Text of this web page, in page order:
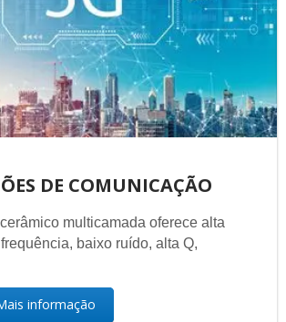
DE COMUNICAÇÃO
multicamada oferece alta
baixo ruído, alta Q,
informação